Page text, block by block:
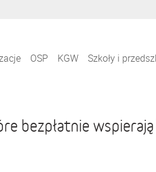
OSP KGW Szkoły i
bezpłatnie wspierają